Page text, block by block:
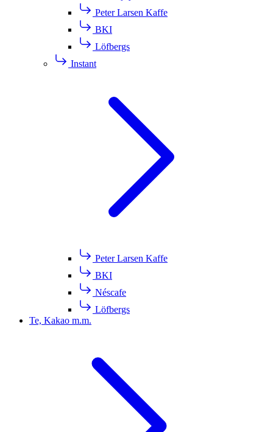
Peter Larsen Kaffe
BKI
Löfbergs
Instant
Peter Larsen Kaffe
BKI
Néscafe
Löfbergs
Te, Kakao m.m.